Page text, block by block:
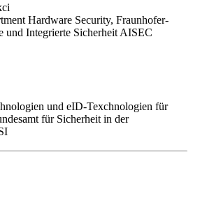
Hardware Security, Fraunhofer-
und Integrierte Sicherheit AISEC
und eID-Texchnologien für
für Sicherheit in der